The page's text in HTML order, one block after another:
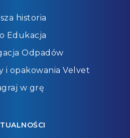
historia
Edukacja
Odpadów
i opakowania Velvet
w grę